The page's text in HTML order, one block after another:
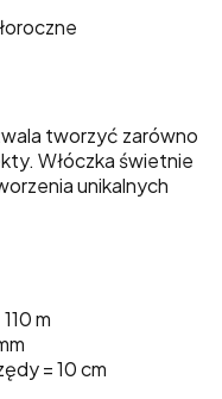
tworzyć zarówno
Włóczka świetnie
unikalnych
m
= 10 cm